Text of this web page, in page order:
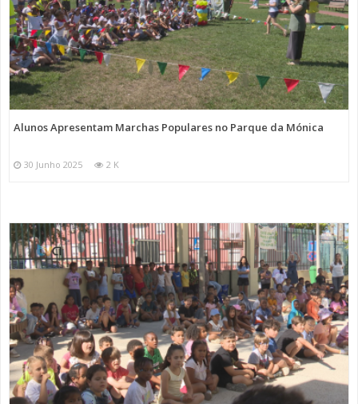
Alunos Apresentam Marchas Populares no Parque da Mónica
30 Junho 2025 2 K